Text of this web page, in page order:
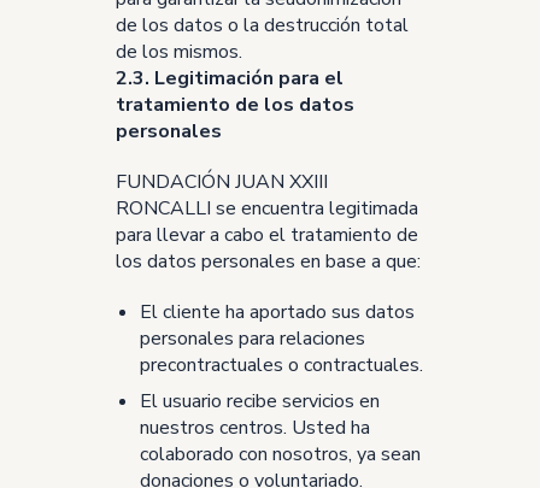
de los datos o la destrucción total
de los mismos.
2.3. Legitimación para el
tratamiento de los datos
personales
FUNDACIÓN JUAN XXIII
RONCALLI se encuentra legitimada
para llevar a cabo el tratamiento de
los datos personales en base a que:
El cliente ha aportado sus datos
personales para relaciones
precontractuales o contractuales.
El usuario recibe servicios en
nuestros centros. Usted ha
colaborado con nosotros, ya sean
donaciones o voluntariado.